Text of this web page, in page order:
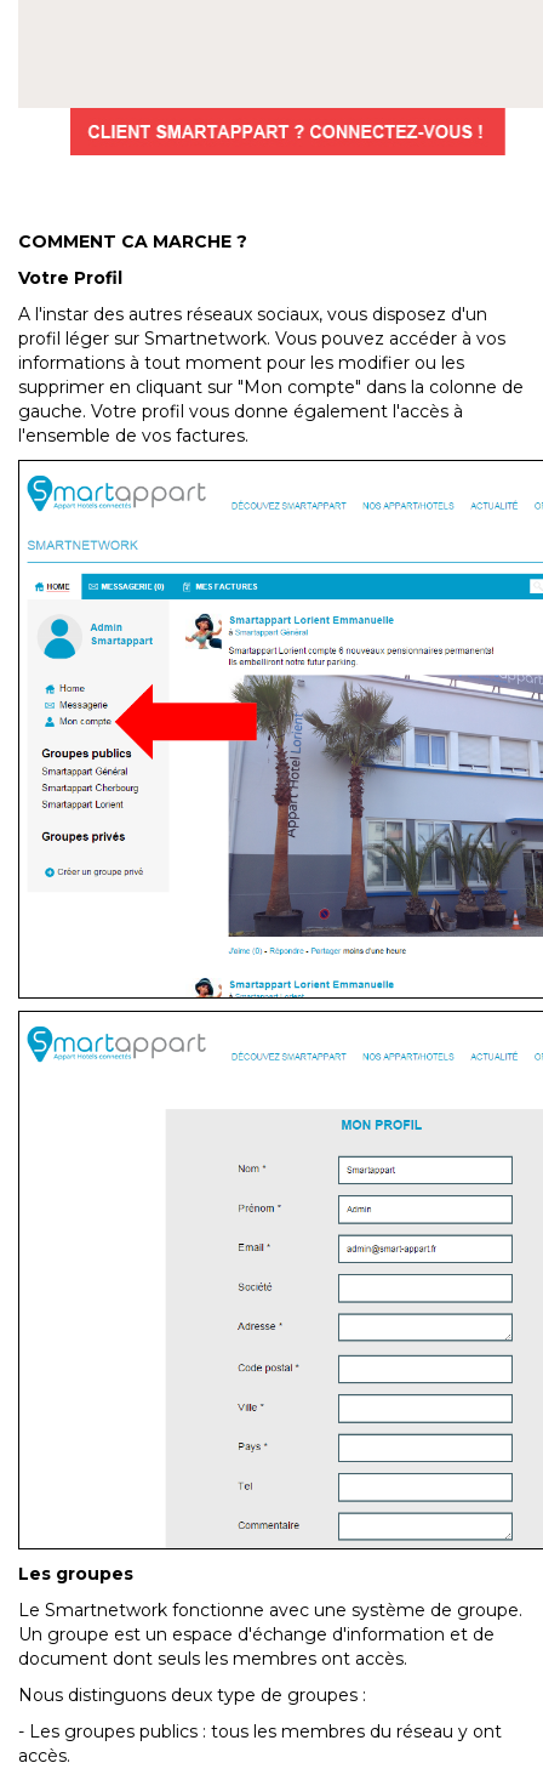
COMMENT CA MARCHE ?
Votre Profil
A l'instar des autres réseaux sociaux, vous disposez d'un
profil léger sur Smartnetwork. Vous pouvez accéder à vos
informations à tout moment pour les modifier ou les
supprimer en cliquant sur "Mon compte" dans la colonne de
gauche. Votre profil vous donne également l'accès à
l'ensemble de vos factures.
Les groupes
Le Smartnetwork fonctionne avec une système de groupe.
Un groupe est un espace d'échange d'information et de
document dont seuls les membres ont accès.
Nous distinguons deux type de groupes :
- Les groupes publics : tous les membres du réseau y ont
accès.